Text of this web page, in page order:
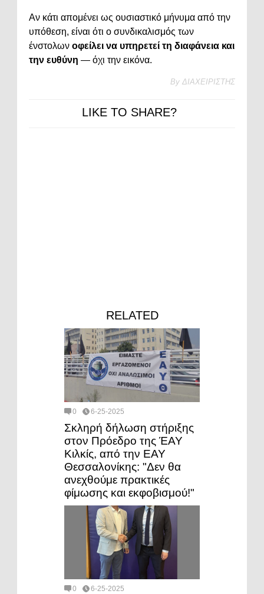
Αν κάτι απομένει ως ουσιαστικό μήνυμα από την
υπόθεση, είναι ότι ο συνδικαλισμός των
ένστολων οφείλει να υπηρετεί τη διαφάνεια και
την ευθύνη — όχι την εικόνα.
By ΔΙΑΧΕΙΡΙΣΤΗΣ
LIKE TO SHARE?
RELATED
0 6-25-2025
Σκληρή δήλωση στήριξης
στον Πρόεδρο της ΈΑΥ
Κιλκίς, από την ΕΑΥ
Θεσσαλονίκης: "Δεν θα
ανεχθούμε πρακτικές
φίμωσης και εκφοβισμού!"
0 6-25-2025